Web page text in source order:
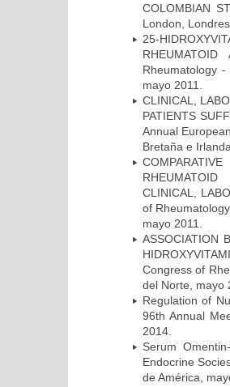
COLOMBIAN
London,
25-
Rheumatology
mayo 2011.
CLINICAL,
PATIENTS
Annual
Bretaña e
CLINICAL,
of
mayo 2011.
ASSOCIATION
Congress of
del Norte, mayo
Regulation of
96th Annual
2014.
Serum
Endocrine
de América,